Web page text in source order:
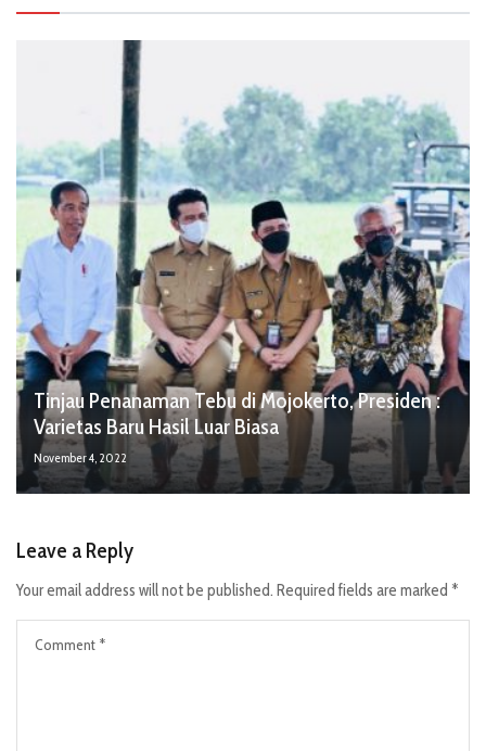
Tinjau Penanaman Tebu di Mojokerto, Presiden :
Varietas Baru Hasil Luar Biasa
November 4, 2022
Leave a Reply
Your email address will not be published. Required fields are marked *